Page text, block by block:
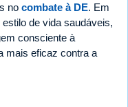
no combate à DE. Em
de vida saudáveis,
consciente à
mais eficaz contra a